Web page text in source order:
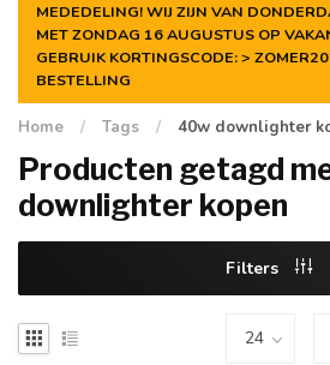
MEDEDELING! WIJ ZIJN VAN
MET ZONDAG 16 AUGUSTUS OP
GEBRUIK KORTINGSCODE: >
BESTELLING
Home / Tags / 40w downlighter
Producten getagd
downlighter kopen
Filters